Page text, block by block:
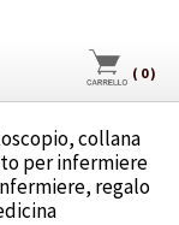
( 0)
collana
per infermiere
regalo